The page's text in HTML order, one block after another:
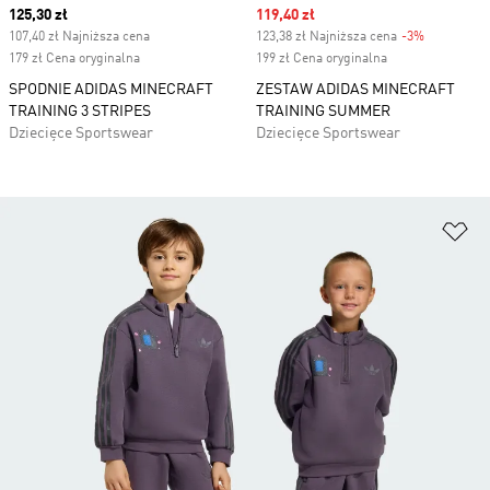
Current price
125,30 zł
107,40 zł Najniższa cena
179 zł Cena oryginalna
SPODNIE ADIDAS MINECRAFT
TRAINING 3 STRIPES
Dziecięce Sportswear
Sale price
119,40 zł
123,38 zł Najniższa cena -3%
199 zł Cena oryginalna
ZESTAW ADIDAS MINECRAFT
TRAINING SUMMER
Dziecięce Sportswear